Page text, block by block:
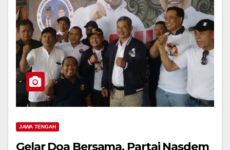
JAWA TENGAH
Gelar Doa Bersama, Partai Nasdem